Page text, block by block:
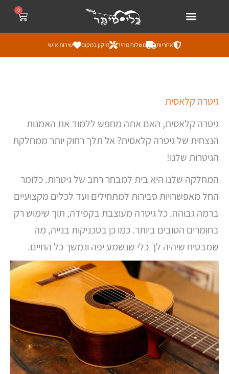
0
עגלת
קניות
אחריות משלוח מהיר תיקון במקום שירות אישי
גיטרה קלאסית
גיטרה קלאסית, האם אתה מחפש ללמוד את האמנות
הנצחית של גיטרה קלאסית? אל תלך רחוק יותר ממחלקת
הגיטרות שלנו!
המחלקה שלנו היא בית למבחר רחב של גיטרות. כלומר
החל מאפשרויות סבירות למתחילים ועד לכלים מקצועיים
ברמה גבוהה. כל גיטרה מעוצבת בקפידה, תוך שימוש רק
בחומרים הטובים ביותר. כמו כן בטכניקות בנייה, מה
שמבטיח שיהיה לך כלי שנשמע יפה ונמשך כל החיים.